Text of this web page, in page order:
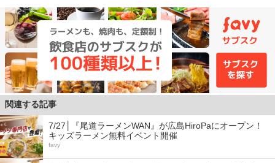
関連する記事
7/27│『尾道ラーメンWAN』が広島HiroPaにオープン！
キッズラーメン無料イベント開催
favy